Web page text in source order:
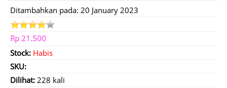
Ditambahkan pada: 20 January 2023
Rp 21.500
Stock: Habis
SKU:
Dilihat: 228 kali